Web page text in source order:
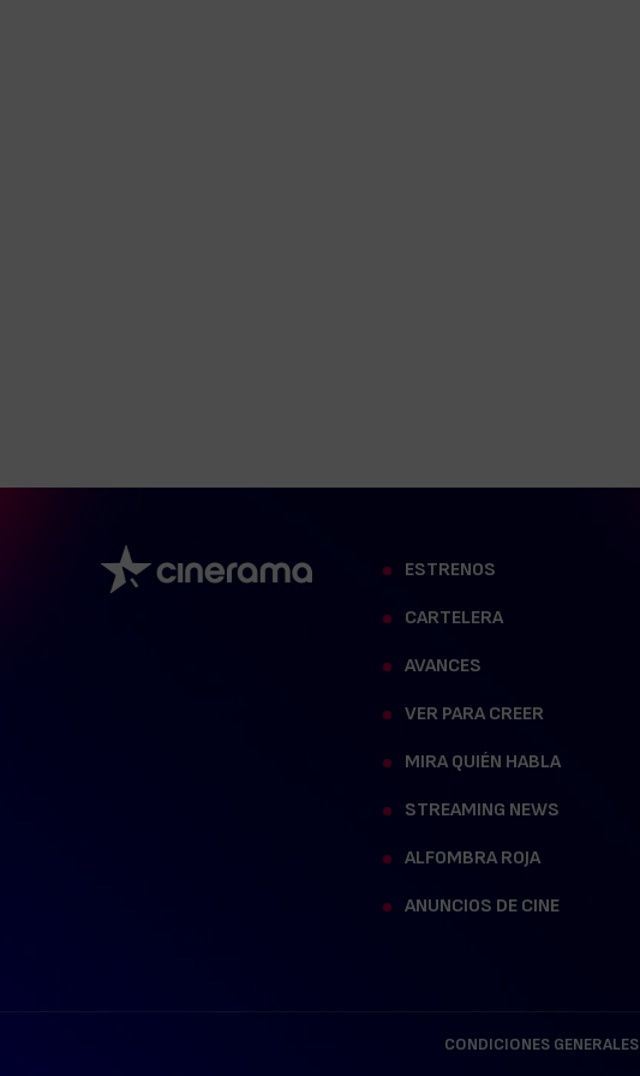
ESTRENOS
CARTELERA
AVANCES
VER PARA CREER
MIRA QUIÉN HABLA
STREAMING NEWS
ALFOMBRA ROJA
ANUNCIOS DE CINE
CONDICIONES GENERALES